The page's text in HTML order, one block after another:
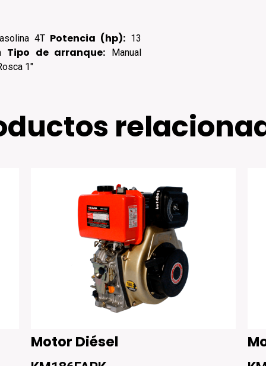
4T Potencia (hp): 13
Tipo de arranque: Manual
1"
Motor Diésel